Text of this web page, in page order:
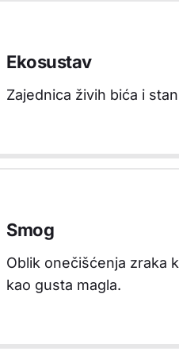
Ekosustav
Zajednica živih bića i
Smog
Oblik onečišćenja zraka
kao gusta magla.